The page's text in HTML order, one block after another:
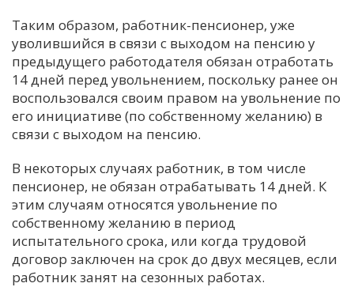
Таким образом, работник-пенсионер, уже
уволившийся в связи с выходом на пенсию у
предыдущего работодателя обязан отработать
14 дней перед увольнением, поскольку ранее он
воспользовался своим правом на увольнение по
его инициативе (по собственному желанию) в
связи с выходом на пенсию.
В некоторых случаях работник, в том числе
пенсионер, не обязан отрабатывать 14 дней. К
этим случаям относятся увольнение по
собственному желанию в период
испытательного срока, или когда трудовой
договор заключен на срок до двух месяцев, если
работник занят на сезонных работах.